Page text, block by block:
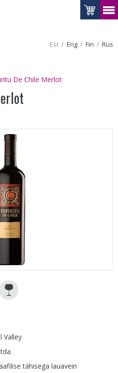
Est Eng Fin Rus
De Chile Merlot
Valley
tähisega lauavein